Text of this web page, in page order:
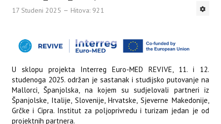
17 Studeni 2025 Hitova: 921
U sklopu projekta Interreg Euro-MED REVIVE, 11. i 12.
studenoga 2025. održan je sastanak i studijsko putovanje na
Mallorci, Španjolska, na kojem su sudjelovali partneri iz
Španjolske, Italije, Slovenije, Hrvatske, Sjeverne Makedonije,
Grčke i Cipra. Institut za poljoprivredu i turizam jedan je od
projektnih partnera.